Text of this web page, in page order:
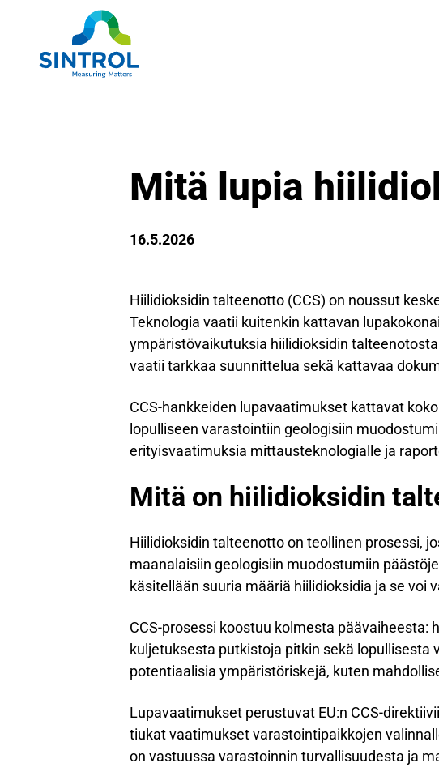
Mitä lupia
16.5.2026
Hiilidioksidin talteenotto (CCS) on noussut
Teknologia vaatii kuitenkin kattavan
ympäristövaikutuksia hiilidioksidin
vaatii tarkkaa suunnittelua sekä kattavaa
CCS-hankkeiden lupavaatimukset kattavat
lopulliseen varastointiin geologisiin
erityisvaatimuksia mittausteknologialle ja
Mitä on hiilidioksidin
Hiilidioksidin talteenotto on teollinen prosessi,
maanalaisiin geologisiin muodostumiin
käsitellään suuria määriä hiilidioksidia ja se
CCS-prosessi koostuu kolmesta
kuljetuksesta putkistoja pitkin sekä lopullisesta
potentiaalisia ympäristöriskejä, kuten
Lupavaatimukset perustuvat EU:n CCS-
tiukat vaatimukset varastointipaikkojen
on vastuussa varastoinnin turvallisuudesta ja